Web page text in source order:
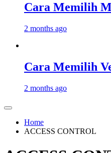
Cara Memilih
2 months ago
Cara Memilih
2 months ago
Home
ACCESS CONTROL